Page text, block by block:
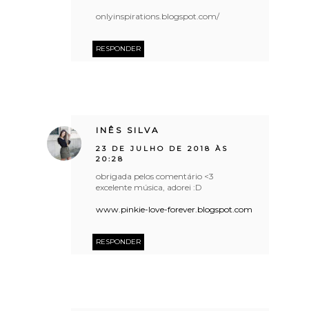
onlyinspirations.blogspot.com/
RESPONDER
INÊS SILVA
23 DE JULHO DE 2018 ÀS
20:28
obrigada pelos comentário <3
excelente música, adorei :D
www.pinkie-love-forever.blogspot.com
RESPONDER